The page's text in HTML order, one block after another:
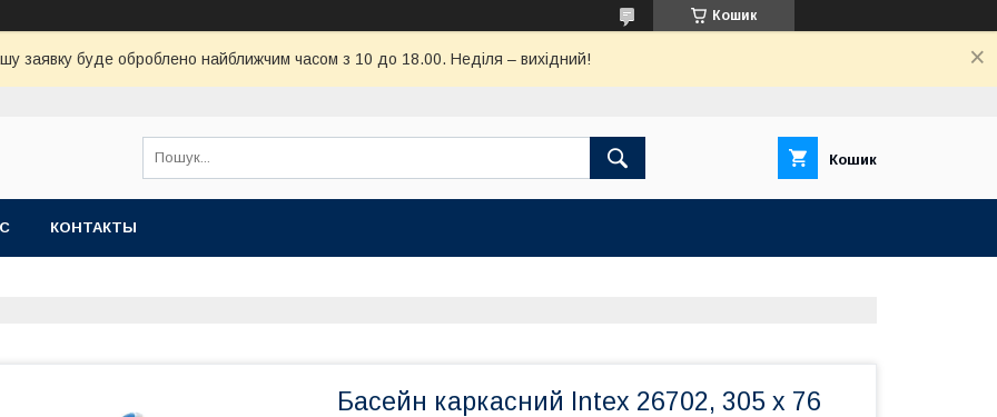
Кошик
заявку буде оброблено найближчим часом з 10 до 18.00. Неділя – вихідний!
Кошик
КОНТАКТЫ
Басейн каркасний Intex 26702, 305 x 76